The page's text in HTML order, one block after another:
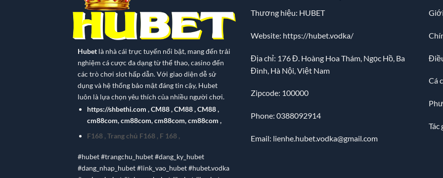
Hubet là nhà cái trực tuyến nổi bật, mang đến trải
nghiệm cá cược đa dạng từ thể thao, casino đến
các trò chơi slot hấp dẫn. Với giao diện dễ sử
dụng và hệ thống bảo mật đáng tin cậy, Hubet
luôn là lựa chọn yêu thích của nhiều người chơi.
https://shbethi.com ,CM88,CM88,CM88,
cm88com,cm88com,cm88com,cm88com ,
F168, Trang chủ F168, F 168,
#hubet #trangchu_hubet #dang_ky_hubet
#dang_nhap_hubet #link_vao_hubet #hubet.vodka
Thương hiệu: HUBET
Website: https://hubet.vodka/
Địa chỉ: 176 Đ. Hoàng Hoa Thám, Ngọc Hồ, Ba
Đình, Hà Nội, Việt Nam
Zipcode: 100000
Phone: 0388092914
Email: lienhe.hubet.vodka@gmail.com
Cá
Tác